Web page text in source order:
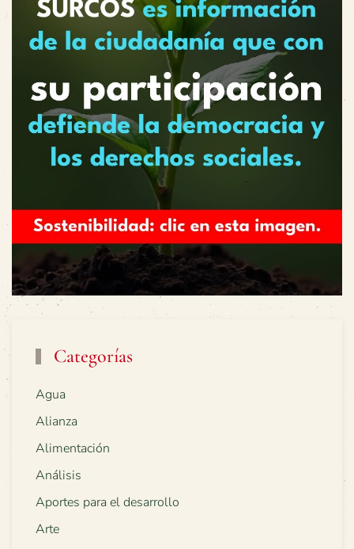
Categorías
Agua
Alianza
Alimentación
Análisis
Aportes para el desarrollo
Arte